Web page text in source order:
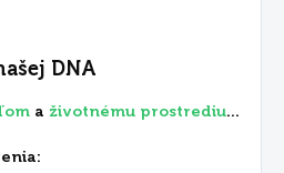
DNA
a životnému prostrediu...